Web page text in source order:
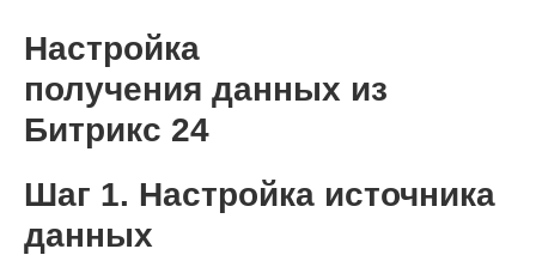
Настройка
получения данных из
Битрикс 24
Шаг 1. Настройка источника
данных